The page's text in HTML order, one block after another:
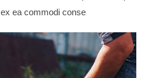
ea commodi conse